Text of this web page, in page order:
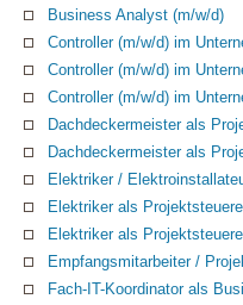
Business Analyst (m/w/d)
Controller (m/w/d) im
Controller (m/w/d) im
Controller (m/w/d) im
Dachdeckermeister als
Dachdeckermeister als
Elektriker /
Elektriker als
Elektriker als
Empfangsmitarbeiter /
Fach-IT-Koordinator als